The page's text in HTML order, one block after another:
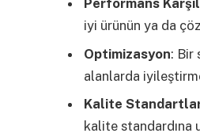
Performans
iyi ürünün ya da
Optimizasyon: Bir
alanlarda
Kalite
kalite standardına